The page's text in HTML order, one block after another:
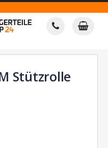
Stützrolle